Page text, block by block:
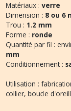
Matériaux : verre
Dimension : 8 ou 6
Trou : 1.2 mm
Forme : ronde
Quantité par fil :
mm
Conditionnement :
Utilisation :
collier, boucle